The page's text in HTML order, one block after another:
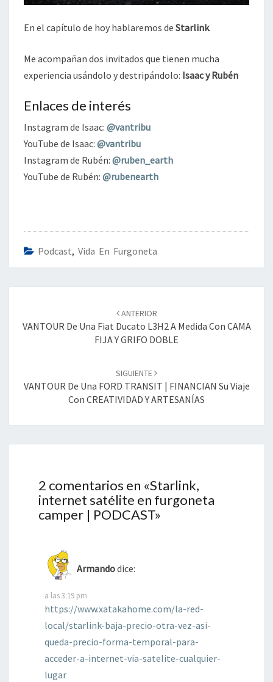
En el capítulo de hoy hablaremos de Starlink.
Me acompañan dos invitados que tienen mucha
experiencia usándolo y destripándolo: Isaac y Rubén
Enlaces de interés
Instagram de Isaac: @vantribu
YouTube de Isaac: @vantribu
Instagram de Rubén: @ruben_earth
YouTube de Rubén: @rubenearth
Podcast, Vida En Furgoneta
entradas
ANTERIOR
VANTOUR De Una Fiat Ducato L3H2 A Medida Con CAMA
FIJA Y GRIFO DOBLE
SIGUIENTE
VANTOUR De Una FORD TRANSIT | FINANCIAN Su Viaje
Con CREATIVIDAD Y ARTESANÍAS
2 comentarios en «Starlink,
internet satélite en furgoneta
camper | PODCAST»
Armandodice:
a las 3:19 pm
https://www.xatakahome.com/la-red-
local/starlink-baja-precio-otra-vez-asi-
queda-precio-forma-temporal-para-
acceder-a-internet-via-satelite-cualquier-
lugar